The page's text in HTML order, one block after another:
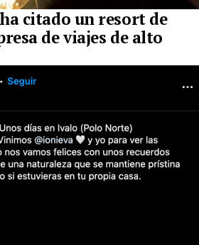
citado un resort de
de viajes de alto